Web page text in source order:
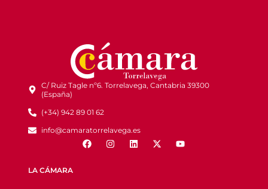
C/ Ruiz Tagle nº6. Torrelavega, Cantabria 39300
(España)
(+34) 942 89 01 62
info@camaratorrelavega.es
LA CÁMARA